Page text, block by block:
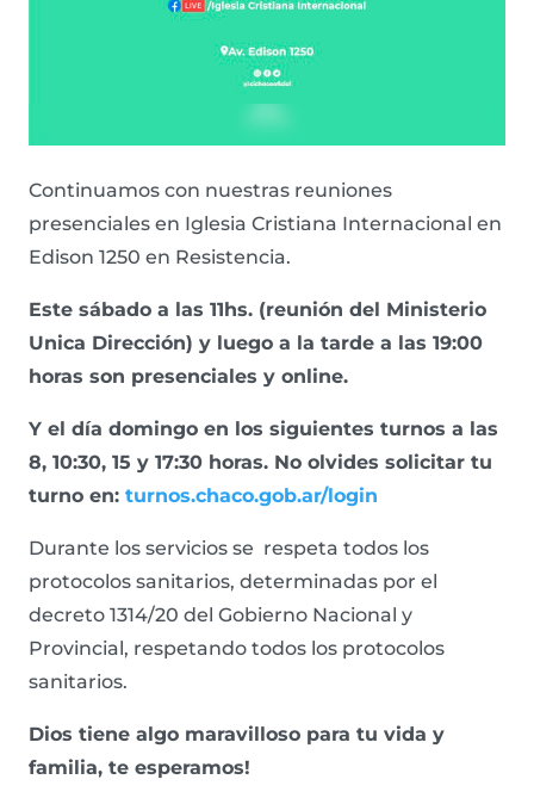
Continuamos con nuestras reuniones
presenciales en Iglesia Cristiana Internacional en
Edison 1250 en Resistencia.
Este sábado a las 11hs. (reunión del Ministerio
Unica Dirección) y luego a la tarde a las 19:00
horas son presenciales y online.
Y el día domingo en los siguientes turnos a las
8, 10:30, 15 y 17:30 horas. No olvides solicitar tu
turno en: turnos.chaco.gob.ar/login
Durante los servicios se respeta todos los
protocolos sanitarios, determinadas por el
decreto 1314/20 del Gobierno Nacional y
Provincial, respetando todos los protocolos
sanitarios.
Dios tiene algo maravilloso para tu vida y
familia, te esperamos!